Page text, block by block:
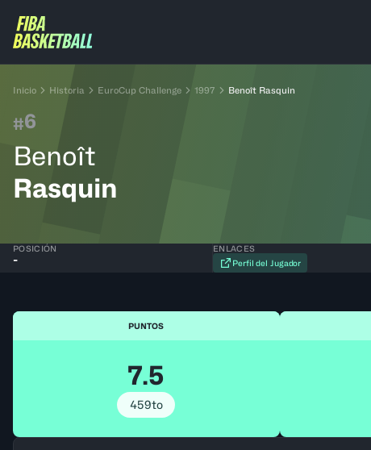
Inicio Historia EuroCup Challenge 1997 Benoît Rasquin
#6
Benoît
Rasquin
POSICIÓN
-
ENLACES
Perfil del Jugador
PUNTOS
7.5
459to